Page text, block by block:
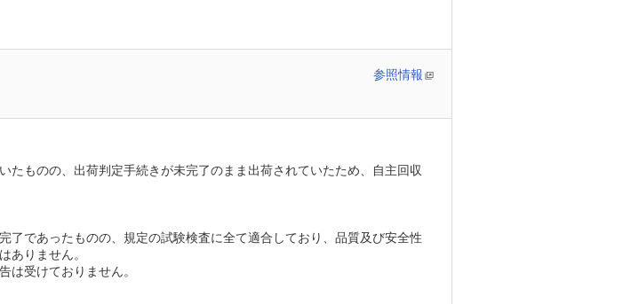
参照情報
ものの、出荷判定手続きが未完了のまま出荷されていたため、自主回収
であったものの、規定の試験検査に全て適合しており、品質及び安全性
ありません。
は受けておりません。